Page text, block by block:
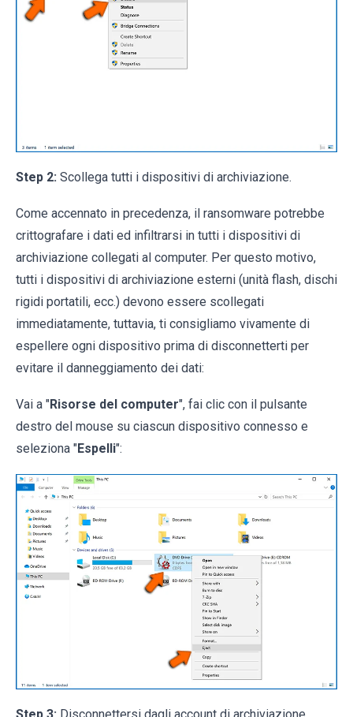
Step 2: Scollega tutti i dispositivi di archiviazione.
Come accennato in precedenza, il ransomware potrebbe
crittografare i dati ed infiltrarsi in tutti i dispositivi di
archiviazione collegati al computer. Per questo motivo,
tutti i dispositivi di archiviazione esterni (unità flash, dischi
rigidi portatili, ecc.) devono essere scollegati
immediatamente, tuttavia, ti consigliamo vivamente di
espellere ogni dispositivo prima di disconnetterti per
evitare il danneggiamento dei dati:
Vai a "Risorse del computer", fai clic con il pulsante
destro del mouse su ciascun dispositivo connesso e
seleziona "Espelli":
Step 3: Disconnettersi dagli account di archiviazione